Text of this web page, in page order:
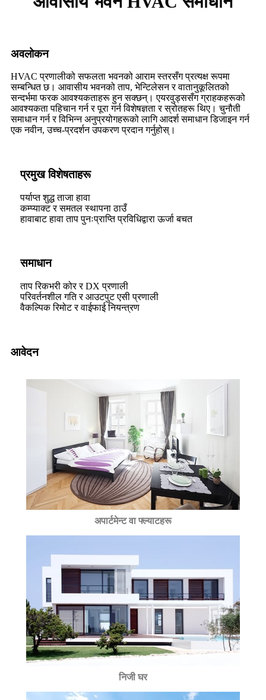
अवलोकन
HVAC प्रणालीको सफलता भवनको आराम स्तरसँग प्रत्यक्ष रूपमा
सम्बन्धित छ। आवासीय भवनको ताप, भेन्टिलेसन र वातानुकूलितको
सन्दर्भमा फरक आवश्यकताहरू हुन सक्छन्। एयरवुड्ससँग ग्राहकहरूको
आवश्यकता पहिचान गर्न र पूरा गर्न विशेषज्ञता र स्रोतहरू थिए। चुनौती
समाधान गर्न र विभिन्न अनुप्रयोगहरूको लागि आदर्श समाधान डिजाइन गर्न
एक नवीन, उच्च-प्रदर्शन उपकरण प्रदान गर्नुहोस्।
प्रमुख विशेषताहरू
पर्याप्त शुद्ध ताजा हावा
कम्प्याक्ट र समतल स्थापना ठाउँ
हावाबाट हावा ताप पुनःप्राप्ति प्रविधिद्वारा ऊर्जा बचत
समाधान
ताप रिकभरी कोर र DX प्रणाली
परिवर्तनशील गति र आउटपुट एसी प्रणाली
वैकल्पिक रिमोट र वाईफाई नियन्त्रण
आवेदन
अपार्टमेन्ट वा फ्ल्याटहरू
निजी घर